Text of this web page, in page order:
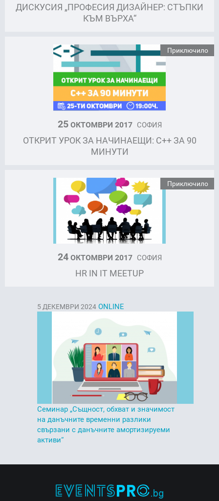
ДИСКУСИЯ „ПРОФЕСИЯ ДИЗАЙНЕР: СТЪПКИ
КЪМ ВЪРХА“
Приключило
25ОКТОМВРИ 2017 СОФИЯ
ОТКРИТ УРОК ЗА НАЧИНАЕЩИ: C++ ЗА 90
МИНУТИ
Приключило
24ОКТОМВРИ 2017 СОФИЯ
HR IN IT MEETUP
5 ДЕКЕМВРИ 2024 ONLINE
Семинар „Същност, обхват и значимост
на данъчните временни разлики
свързани с данъчните амортизируеми
активи“